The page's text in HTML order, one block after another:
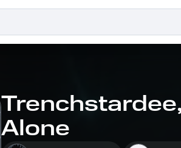
Alone